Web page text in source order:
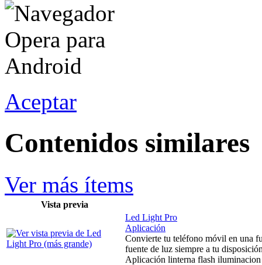
Aceptar
Contenidos similares
Ver más ítems
Vista previa
Led Light Pro
Aplicación
Convierte tu teléfono móvil en una
fuente de luz siempre a tu
Aplicación linterna flash